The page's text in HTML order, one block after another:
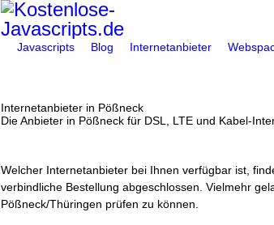
Javascripts Blog Internetanbieter
Internetanbieter in Pößneck
Die Anbieter in Pößneck für DSL, LTE und Kabel-
Welcher Internetanbieter bei Ihnen verfügbar ist,
verbindliche Bestellung abgeschlossen. Vielmehr
Pößneck/Thüringen prüfen zu können.